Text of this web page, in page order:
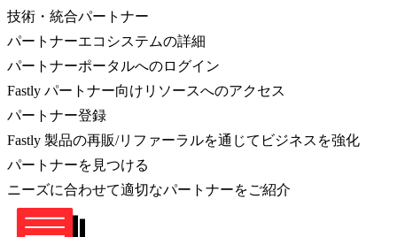
技術・統合パートナー
パートナーエコシステムの詳細
パートナーポータルへのログイン
Fastly パートナー向けリソースへのアクセス
パートナー登録
Fastly 製品の再販/リファーラルを通じてビジネスを強化
パートナーを見つける
ニーズに合わせて適切なパートナーをご紹介